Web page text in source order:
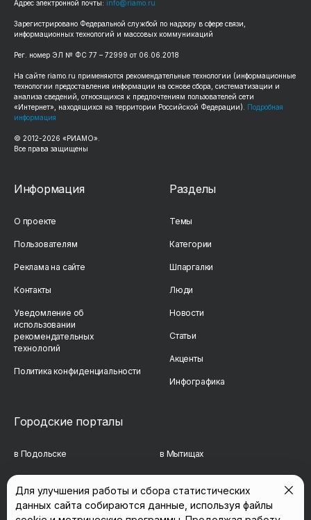
Адрес электронной почты: info@riamo.ru
Зарегистрировано Федеральной службой по надзору в сфере связи,
информационных технологий и массовых коммуникаций
Рег. номер ЭЛ № ФС 77 – 72999 от 06.06.2018
На сайте riamo.ru применяются рекомендательные технологии (информационные
технологии предоставления информации на основе сбора, систематизации и
анализа сведений, относящихся к предпочтениям пользователей сети
«Интернет», находящихся на территории Российской Федерации). Подробная
информация
© 2012-2026 «РИАМО».
Все права защищены
Информация
О проекте
Пользователям
Реклама на сайте
Контакты
Уведомление об
использовании
рекомендательных
технологий
Политика конфиденциальности
Разделы
Темы
Категории
Шпаргалки
Люди
Новости
Статьи
Акценты
Инфографика
Городские порталы
в Подольске в Мытищах
в Сергиевом Посаде в Люберцах
Для улучшения работы и сбора статистических
данных сайта собираются данные, используя файлы